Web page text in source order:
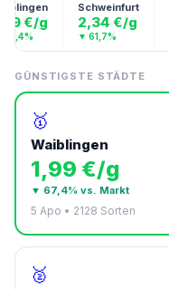
€/g
Schweinfurt
2,34 €/g
▼ 61,7%
GÜNSTIGSTE STÄDTE
🥇
Waiblingen
1,99 €/g
▼ 67,4% vs. Markt
5 Apo • 2128 Sorten
🥈